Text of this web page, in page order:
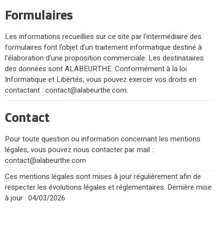
Formulaires
Les informations recueillies sur ce site par l’intermédiaire des
formulaires font l’objet d’un traitement informatique destiné à
l’élaboration d’une proposition commerciale. Les destinataires
des données sont ALABEURTHE. Conformément à la loi
Informatique et Libertés, vous pouvez exercer vos droits en
contactant : contact@alabeurthe.com.
Contact
Pour toute question ou information concernant les mentions
légales, vous pouvez nous contacter par mail :
contact@alabeurthe.com
Ces mentions légales sont mises à jour régulièrement afin de
respecter les évolutions légales et réglementaires. Dernière mise
à jour : 04/03/2026